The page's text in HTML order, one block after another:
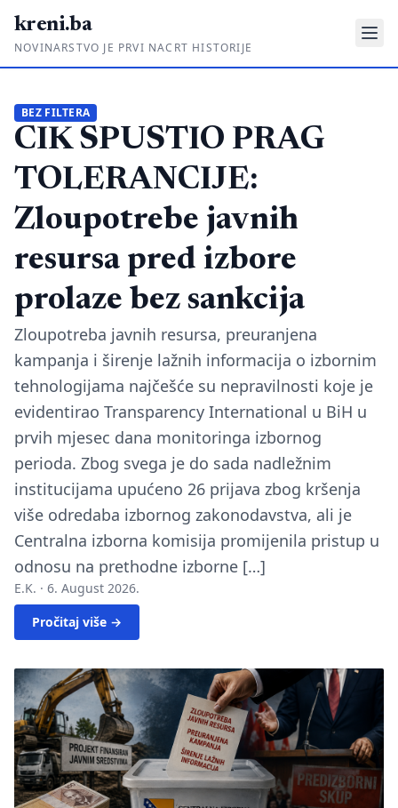
kreni.ba
NOVINARSTVO JE PRVI NACRT HISTORIJE
Priče sa ruba
Ponos i glas
Daljinski u ruke
Romski put
O nama
Impressum
Kontakt
BEZ FILTERA
CIK SPUSTIO PRAG
TOLERANCIJE:
Zloupotrebe javnih
resursa pred izbore
prolaze bez sankcija
Zloupotreba javnih resursa, preuranjena
kampanja i širenje lažnih informacija o izbornim
tehnologijama najčešće su nepravilnosti koje je
evidentirao Transparency International u BiH u
prvih mjesec dana monitoringa izbornog
perioda. Zbog svega je do sada nadležnim
institucijama upućeno 26 prijava zbog kršenja
više odredaba izbornog zakonodavstva, ali je
Centralna izborna komisija promijenila pristup u
odnosu na prethodne izborne […]
E.K. · 6. August 2026.
Pročitaj više →